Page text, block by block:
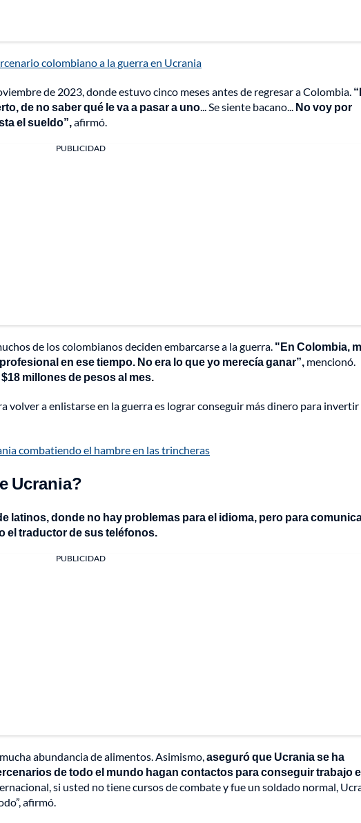
colombiano a la guerra en Ucrania
de 2023, donde estuvo cinco meses antes de regresar a Colombia.
de no saber qué le va a pasar a uno ... Se siente bacano... No voy por
el sueldo”, afirmó.
PUBLICIDAD
de los colombianos deciden embarcarse a la guerra. "En Colombia,
en ese tiempo. No era lo que yo merecía ganar”, mencionó.
millones de pesos al mes.
volver a enlistarse en la guerra es lograr conseguir más dinero para invertir
combatiendo el hambre en las trincheras
Ucrania?
latinos, donde no hay problemas para el idioma, pero para
traductor de sus teléfonos.
PUBLICIDAD
abundancia de alimentos. Asimismo, aseguró que Ucrania se ha
de todo el mundo hagan contactos para conseguir trabajo
si usted no tiene cursos de combate y fue un soldado normal,
afirmó.